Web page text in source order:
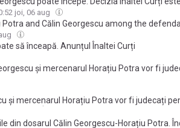
joi, 06 aug
and Călin Georgescu among the
să înceapă. Anunțul Înaltei Curți
și mercenarul Horațiu Potra vor fi
de stat
și mercenarul Horațiu Potra vor fi judecați
începe. Înalta Curte a stabilit definitiv că
procesului pe fond.
din dosarul Călin Georgescu-Horațiu Potra.